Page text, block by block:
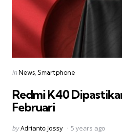
Categories
Posted
inNews Smartphone
Redmi K40
Februari
Posted
byAdrianto Jossy 5 years ago